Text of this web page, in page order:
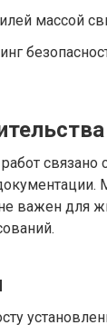
массой
важен для